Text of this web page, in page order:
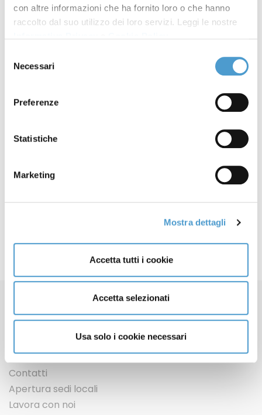
con altre informazioni che ha fornito loro o che hanno
raccolto dal suo utilizzo dei loro servizi. Leggi le nostre
delNecessari
Preferenze
Statistiche
Marketing
Mostra dettagli
Accetta tutti i cookie
Accetta selezionati
Usa solo i cookie necessari
Rassegna stampa MC 18 Ottobre 2023
X
Mastodon
Contatti
Apertura sedi locali
Lavora con noi